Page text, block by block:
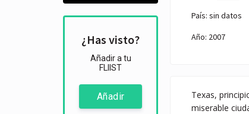
¿Has visto?
Añadir a tu
FLIIST
Añadir
País: sin datos
Año: 2007
Texas,
miserable